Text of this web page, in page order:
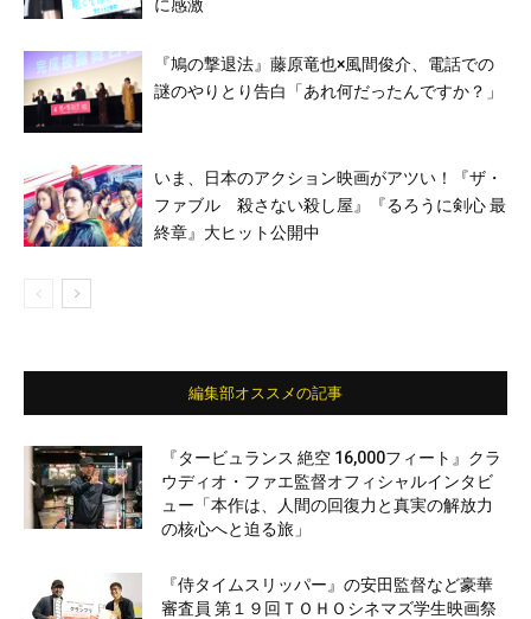
に感激
『鳩の撃退法』藤原竜也×風間俊介、電話での
謎のやりとり告白「あれ何だったんですか？」
いま、日本のアクション映画がアツい！『ザ・
ファブル 殺さない殺し屋』『るろうに剣心 最
終章』大ヒット公開中
編集部オススメの記事
『タービュランス 絶空 16,000フィート』クラ
ウディオ・ファエ監督オフィシャルインタビ
ュー「本作は、人間の回復力と真実の解放力
の核心へと迫る旅」
『侍タイムスリッパー』の安田監督など豪華
審査員 第１９回ＴＯＨＯシネマズ学生映画祭